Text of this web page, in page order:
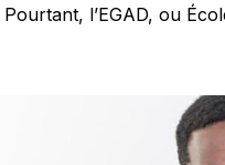
l’EGAD, ou